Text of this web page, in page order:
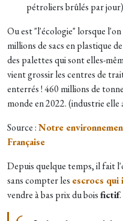
pétroliers brûlés par
Ou est "l'écologie" lorsque
millions de sacs en plastique
des palettes qui sont elles-
vient grossir les centres de
enterrés ! 460 millions de
monde en 2022. (industrie elle
Source :Notre
Française
Depuis quelque temps, il fait
sans compter les escrocs qui
vendre à bas prix du boisfictif.